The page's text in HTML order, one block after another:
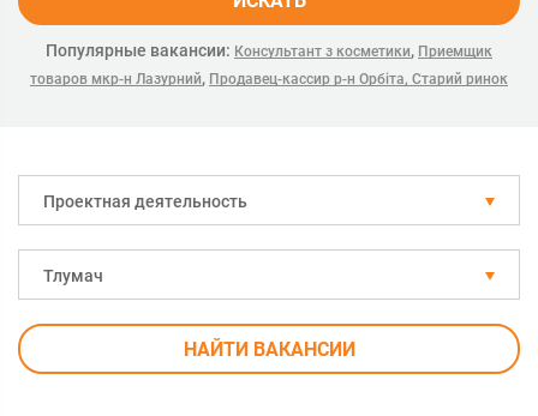
Популярные вакансии: Консультант з косметики, Приемщик
товаров мкр-н Лазурний, Продавец-кассир р-н Орбіта, Старий ринок
Проектная деятельность
Тлумач
НАЙТИ ВАКАНСИИ